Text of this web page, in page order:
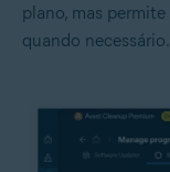
plano, mas
quando necessário.